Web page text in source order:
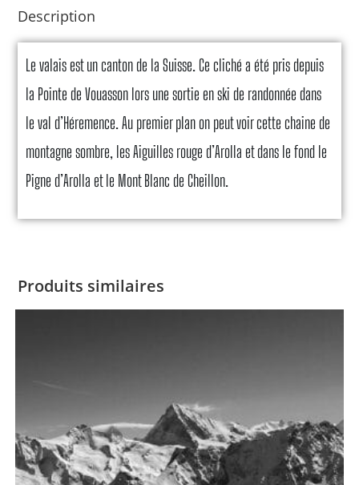
Description
Le valais est un canton de la Suisse. Ce cliché a été pris depuis
la Pointe de Vouasson lors une sortie en ski de randonnée dans
le val d’Héremence. Au premier plan on peut voir cette chaine de
montagne sombre, les Aiguilles rouge d’Arolla et dans le fond le
Pigne d’Arolla et le Mont Blanc de Cheillon.
Produits similaires